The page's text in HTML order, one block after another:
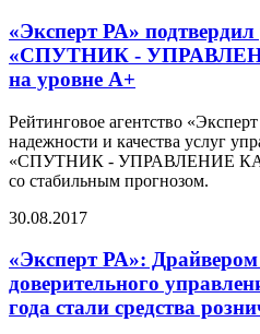
«Эксперт РА»
«СПУТНИК -
на уровне А+
Рейтинговое агентство
надежности и качества услуг
«СПУТНИК - УПРАВЛЕНИЕ
со стабильным прогнозом.
30.08.2017
«Эксперт РА»:
доверительного
года стали средства